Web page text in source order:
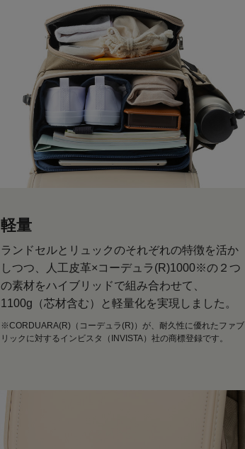
軽量
ランドセルとリュックのそれぞれの特徴を活か
しつつ、人工皮革×コーデュラ(R)1000※の２つ
の素材をハイブリッドで組み合わせて、
1100g（芯材含む）と軽量化を実現しました。
※CORDUARA(R)（コーデュラ(R)）が、耐久性に優れたファブ
リックに対するインビスタ（INVISTA）社の商標登録です。